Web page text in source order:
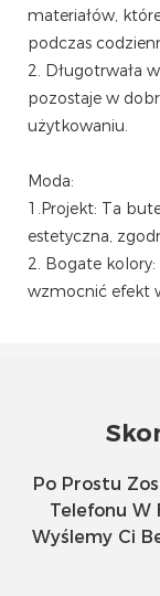
materiałów,
podczas
2. Długotrwała
pozostaje w
użytkowaniu.
Moda:
1.Projekt: Ta
estetyczna,
2. Bogate
wzmocnić efekt
Po Prostu
Telefonu W
Wyślemy Ci